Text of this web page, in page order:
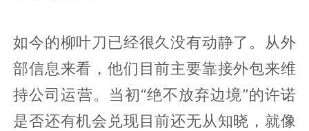
如今的柳叶刀已经很久没有动静了。从外
部信息来看，他们目前主要靠接外包来维
持公司运营。当初“绝不放弃边境”的许诺
是否还有机会兑现目前还无从知晓，就像